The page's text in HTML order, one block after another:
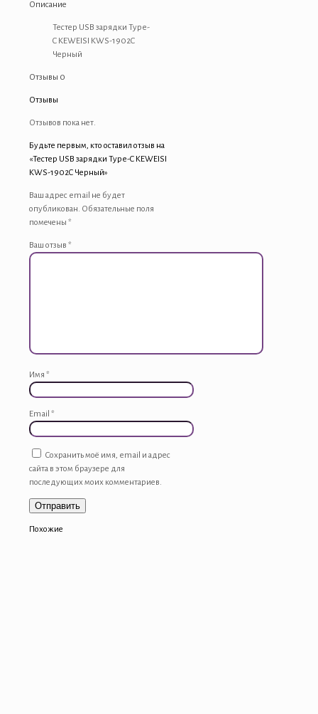
Черный
Описание
Тестер USB зарядки Type-
C KEWEISI KWS-1902C
Черный
Отзывы 0
Отзывы
Отзывов пока нет.
Будьте первым, кто оставил отзыв на
«Тестер USB зарядки Type-C KEWEISI
KWS-1902C Черный»
Ваш адрес email не будет
опубликован. Обязательные поля
помечены *
Ваш отзыв *
Имя *
Email *
Сохранить моё имя, email и адрес
сайта в этом браузере для
последующих моих комментариев.
Похожие